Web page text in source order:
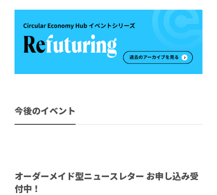
今後のイベント
オーダーメイド型ニュースレター お申し込み受
付中！